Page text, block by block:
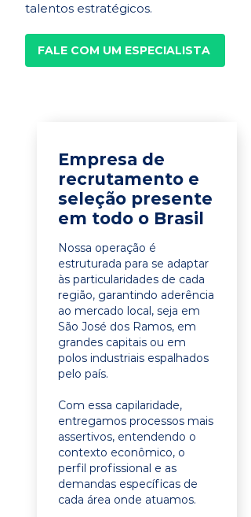
talentos estratégicos.
FALE COM UM ESPECIALISTA
Empresa de
recrutamento e
seleção presente
em todo o Brasil
Nossa operação é
estruturada para se adaptar
às particularidades de cada
região, garantindo aderência
ao mercado local, seja em
São José dos Ramos, em
grandes capitais ou em
polos industriais espalhados
pelo país.
Com essa capilaridade,
entregamos processos mais
assertivos, entendendo o
contexto econômico, o
perfil profissional e as
demandas específicas de
cada área onde atuamos.